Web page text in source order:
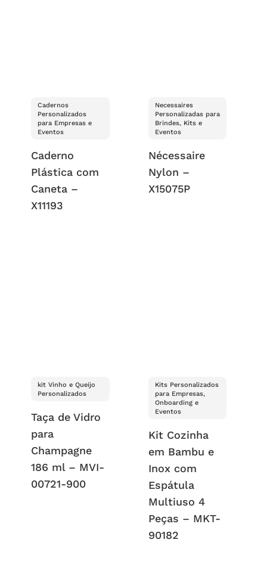
Cadernos
Personalizados
para Empresas e
Eventos
Caderno
Plástica com
Caneta –
X11193
Necessaires
Personalizadas para
Brindes, Kits e
Eventos
Nécessaire
Nylon –
X15075P
kit Vinho e Queijo
Personalizados
Taça de Vidro
para
Champagne
186 ml – MVI-
00721-900
Kits Personalizados
para Empresas,
Onboarding e
Eventos
Kit Cozinha
em Bambu e
Inox com
Espátula
Multiuso 4
Peças – MKT-
90182